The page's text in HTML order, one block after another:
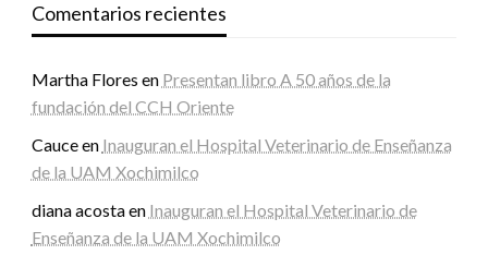
Comentarios recientes
Martha Flores en Presentan libro A 50 años de la
fundación del CCH Oriente
Cauceen Inauguran el Hospital Veterinario de Enseñanza
de la UAM Xochimilco
diana acostaen Inauguran el Hospital Veterinario de
Enseñanza de la UAM Xochimilco